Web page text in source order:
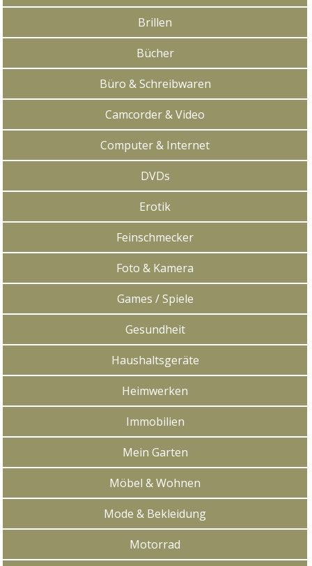
Brillen
Bücher
Büro & Schreibwaren
Camcorder & Video
Computer & Internet
DVDs
Erotik
Feinschmecker
Foto & Kamera
Games / Spiele
Gesundheit
Haushaltsgeräte
Heimwerken
Immobilien
Mein Garten
Möbel & Wohnen
Mode & Bekleidung
Motorrad